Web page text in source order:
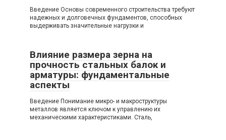
Введение Основы современного строительства требуют
надежных и долговечных фундаментов, способных
выдерживать значительные нагрузки и
Влияние размера зерна на
прочность стальных балок и
арматуры: фундаментальные
аспекты
Введение Понимание микро- и макроструктуры
металлов является ключом к управлению их
механическими характеристиками. Сталь,